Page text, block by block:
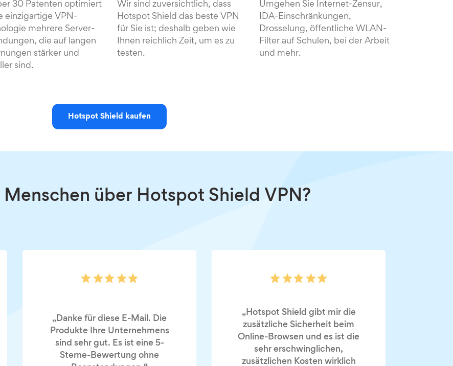
30 Patenten optimiert
einzigartige VPN-
mehrere Server-
die auf langen
stärker und
sind.
Wir sind zuversichtlich, dass
Hotspot Shield das beste VPN
für Sie ist; deshalb geben wie
Ihnen reichlich Zeit, um es zu
testen.
Umgehen Sie Internet-Zensur,
IDA-Einschränkungen,
Drosselung, öffentliche WLAN-
Filter auf Schulen, bei der Arbeit
und mehr.
Hotspot Shield kaufen
Menschen über Hotspot Shield VPN?
„Danke für diese E-Mail. Die
Produkte Ihre Unternehmens
sind sehr gut. Es ist eine 5-
Sterne-Bewertung ohne
„Hotspot Shield gibt mir die
zusätzliche Sicherheit beim
Online-Browsen und es ist die
sehr erschwinglichen,
zusätzlichen Kosten wirklich